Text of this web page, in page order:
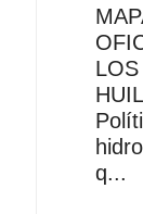
q...